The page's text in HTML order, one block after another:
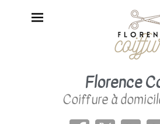
Florence
Coiffure à